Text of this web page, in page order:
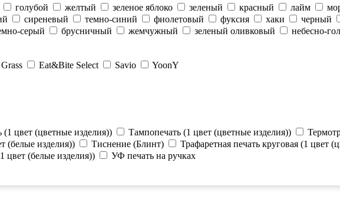
голубой желтый зеленое яблоко зеленый красный лайм
сиреневый темно-синий фиолетовый фуксия хаки черный
серый брусничный жемчужный зеленый оливковый небесно-
Eat&Bite Select Savio
YoonY
(1 цвет (цветные изделия)) Тампопечать (1 цвет (цветные изделия))
(белые изделия)) Тиснение (Блинт) Трафаретная печать круговая (1 цвет
цвет (белые изделия)) УФ печать на ручках